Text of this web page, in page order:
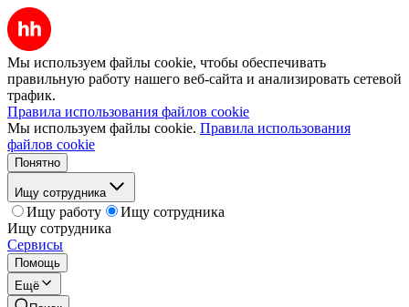
Мы используем файлы cookie, чтобы обеспечивать
правильную работу нашего веб-сайта и анализировать сетевой
трафик.
Правила использования файлов cookie
Мы используем файлы cookie. Правила использования
файлов cookie
Понятно
Ищу сотрудника
Ищу работу
Ищу сотрудника
Ищу сотрудника
Сервисы
Помощь
Ещё